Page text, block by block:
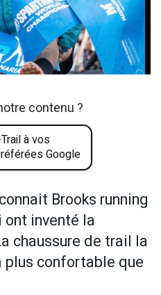
contenu ?
à vos
Google
Brooks running
ont inventé la
chaussure de trail la
confortable que